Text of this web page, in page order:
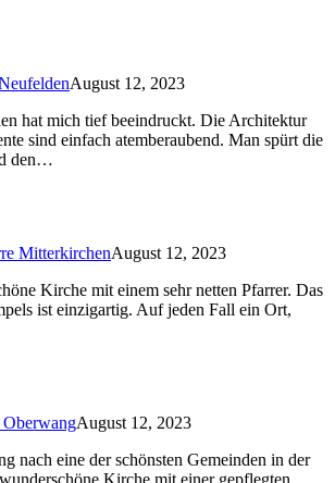
August 12, 2023
hat mich tief beeindruckt. Die Architektur
sind einfach atemberaubend. Man spürt die
den…
MitterkirchenAugust 12, 2023
Kirche mit einem sehr netten Pfarrer. Das
ist einzigartig. Auf jeden Fall ein Ort,
OberwangAugust 12, 2023
nach eine der schönsten Gemeinden in der
Kirche mit einer gepflegten